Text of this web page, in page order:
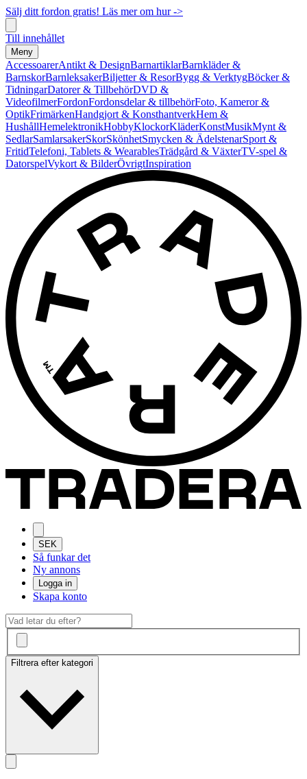
Sälj ditt fordon gratis! Läs mer om hur ->
Till innehållet
Meny
AccessoarerAntikt & DesignBarnartiklarBarnkläder &
BarnskorBarnleksakerBiljetter & ResorBygg & VerktygBöcker &
TidningarDatorer & TillbehörDVD &
VideofilmerFordonFordonsdelar & tillbehörFoto, Kameror &
OptikFrimärkenHandgjort & KonsthantverkHem &
HushållHemelektronikHobbyKlockorKläderKonstMusikMynt &
SedlarSamlarsakerSkorSkönhetSmycken & ÄdelstenarSport &
FritidTelefoni, Tablets & WearablesTrädgård & VäxterTV-spel &
DatorspelVykort & BilderÖvrigtInspiration
SEK
Så funkar det
Ny annons
Logga in
Skapa konto
Filtrera efter kategori